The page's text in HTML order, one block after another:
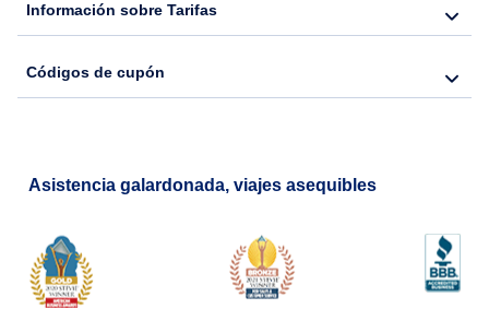
Información sobre Tarifas
Códigos de cupón
Asistencia galardonada, viajes asequibles